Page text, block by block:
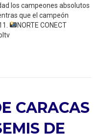
los campeones absolutos
que el campeón
NORTE CONECT
CARACAS
DE